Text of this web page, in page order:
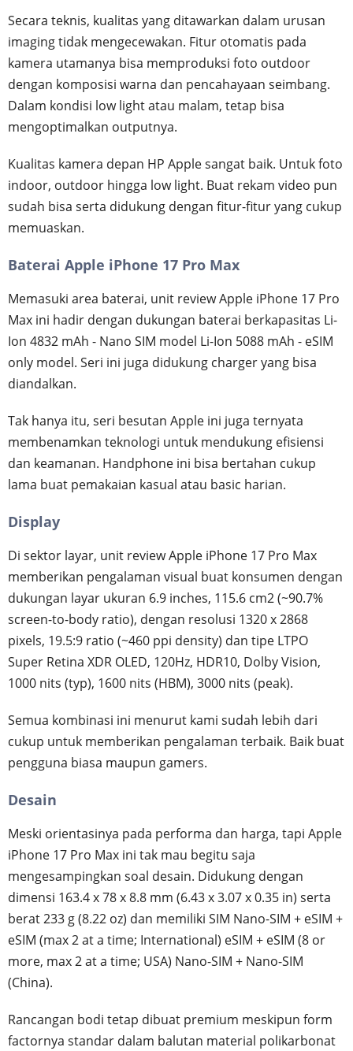
Secara teknis, kualitas yang ditawarkan dalam urusan
imaging tidak mengecewakan. Fitur otomatis pada
kamera utamanya bisa memproduksi foto outdoor
dengan komposisi warna dan pencahayaan seimbang.
Dalam kondisi low light atau malam, tetap bisa
mengoptimalkan outputnya.
Kualitas kamera depan HP Apple sangat baik. Untuk foto
indoor, outdoor hingga low light. Buat rekam video pun
sudah bisa serta didukung dengan fitur-fitur yang cukup
memuaskan.
Baterai Apple iPhone 17 Pro Max
Memasuki area baterai, unit review Apple iPhone 17 Pro
Max ini hadir dengan dukungan baterai berkapasitas Li-
Ion 4832 mAh - Nano SIM model Li-Ion 5088 mAh - eSIM
only model. Seri ini juga didukung charger yang bisa
diandalkan.
Tak hanya itu, seri besutan Apple ini juga ternyata
membenamkan teknologi untuk mendukung efisiensi
dan keamanan. Handphone ini bisa bertahan cukup
lama buat pemakaian kasual atau basic harian.
Display
Di sektor layar, unit review Apple iPhone 17 Pro Max
memberikan pengalaman visual buat konsumen dengan
dukungan layar ukuran 6.9 inches, 115.6 cm2 (~90.7%
screen-to-body ratio), dengan resolusi 1320 x 2868
pixels, 19.5:9 ratio (~460 ppi density) dan tipe LTPO
Super Retina XDR OLED, 120Hz, HDR10, Dolby Vision,
1000 nits (typ), 1600 nits (HBM), 3000 nits (peak).
Semua kombinasi ini menurut kami sudah lebih dari
cukup untuk memberikan pengalaman terbaik. Baik buat
pengguna biasa maupun gamers.
Desain
Meski orientasinya pada performa dan harga, tapi Apple
iPhone 17 Pro Max ini tak mau begitu saja
mengesampingkan soal desain. Didukung dengan
dimensi 163.4 x 78 x 8.8 mm (6.43 x 3.07 x 0.35 in) serta
berat 233 g (8.22 oz) dan memiliki SIM Nano-SIM + eSIM +
eSIM (max 2 at a time; International) eSIM + eSIM (8 or
more, max 2 at a time; USA) Nano-SIM + Nano-SIM
(China).
Rancangan bodi tetap dibuat premium meskipun form
factornya standar dalam balutan material polikarbonat